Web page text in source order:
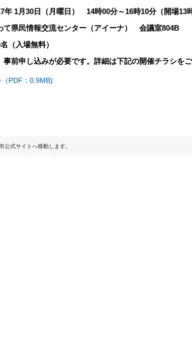
年 1月30日（月曜日） 14時00分～16時10分（開場13
県民情報交流センター（アイーナ） 会議室804B
（入場無料）
前申し込みが必要です。詳細は下記の開催チラシを
PDF：0.9MB)
公式サイトへ移動します。